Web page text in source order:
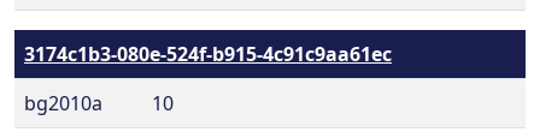
3174c1b3-080e-524f-b915-4c91c9aa61ec
bg2010a
10